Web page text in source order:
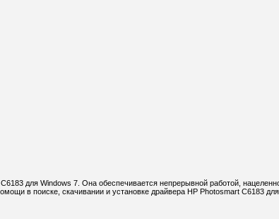
для Windows 7. Она обеспечивается непрерывной работой,
в поиске, скачивании и установке драйвера HP Photosmart C6183